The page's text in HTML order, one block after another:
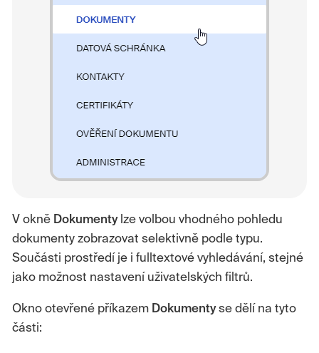
V okně Dokumentylze volbou vhodného pohledu
dokumenty zobrazovat selektivně podle typu.
Součásti prostředí je i fulltextové vyhledávání, stejné
jako možnost nastavení uživatelských filtrů.
Okno otevřené příkazem Dokumentyse dělí na tyto
části: